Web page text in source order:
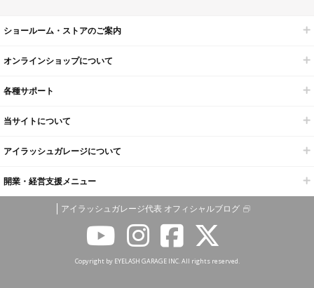
ショールーム・ストアのご案内
オンラインショップについて
各種サポート
当サイトについて
アイラッシュガレージについて
開業・経営支援メニュー
アイラッシュガレージ代表 オフィシャルブログ
Copyright by EYELASH GARAGE INC. All rights reserved.